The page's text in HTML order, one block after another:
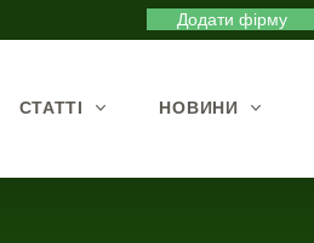
Додати фірму
СТАТТІ НОВИНИ